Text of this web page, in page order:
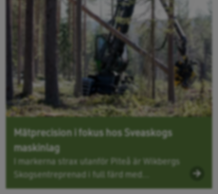
Mätprecision i fokus hos Sveaskogs
maskinlag
I markerna strax utanför Piteå är Wikbergs
Skogsentreprenad i full färd med...